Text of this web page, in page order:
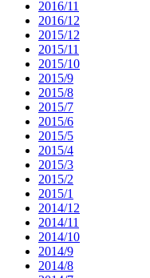
2016/11
2016/12
2015/12
2015/11
2015/10
2015/9
2015/8
2015/7
2015/6
2015/5
2015/4
2015/3
2015/2
2015/1
2014/12
2014/11
2014/10
2014/9
2014/8